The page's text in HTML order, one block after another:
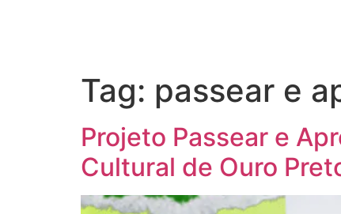
Tag: passear e
Projeto Passear e
Cultural de Ouro